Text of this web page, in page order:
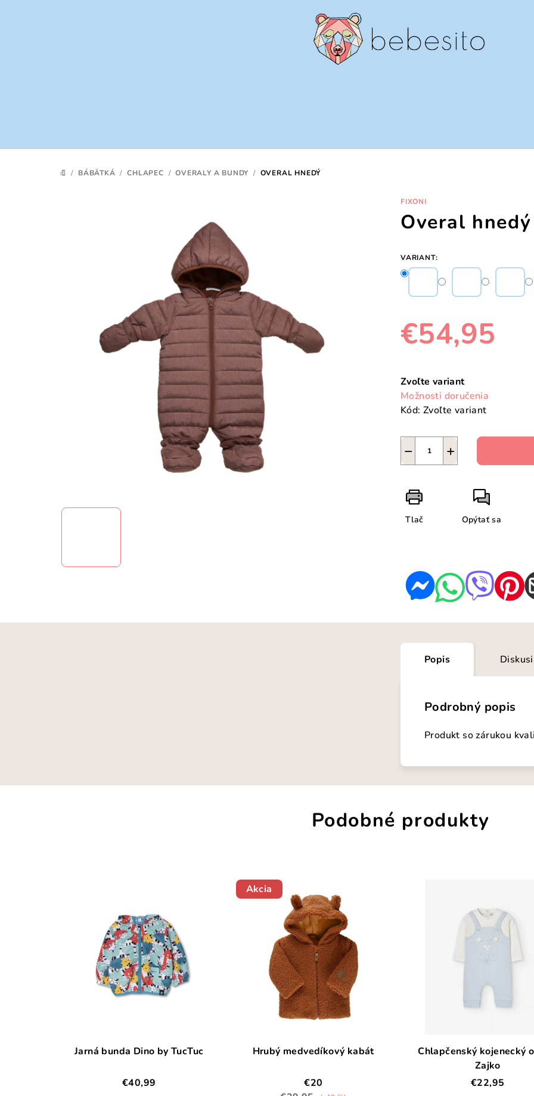
DOMOV
/ BÁBÄTKÁ / CHLAPEC / OVERALY A BUNDY / OVERAL HNEDÝ
FIXONI
Overal hnedý
VARIANT:
€54,95
cena:
Zvoľte variant
Možnosti doručenia
Kód: Zvoľte variant
+
−
Tlač Opýtať sa
Popis
Podrobný popis
Produkt so zárukou
Podobné produkty
Jarná bunda Dino by TucTuc
€40,99
Akcia
Hrubý medvedíkový kabát
€20
Chlapčenský kojenecký
Zajko
€22,95